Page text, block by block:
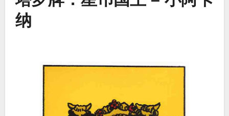
纳